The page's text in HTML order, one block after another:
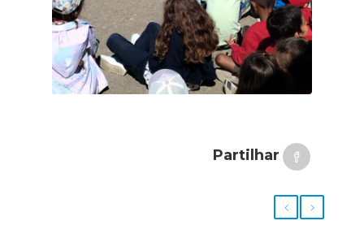
Partilhar